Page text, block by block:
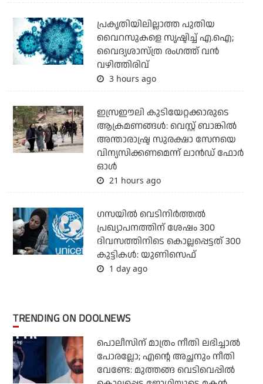
പ്രകൃതിയിലില്ലാത്ത പുതിയ
വൈറസുകളെ സൃഷ്ടിച്ച് എ.ഐ;
വൈദ്യശാസ്ത്ര രംഗത്ത് വന്‍
വഴിത്തിരിവ്
3 hours ago
ഇസ്രഈലി കുടിയേറ്റക്കാരുടെ
ആക്രമണങ്ങള്‍: വെസ്റ്റ് ബാങ്കില്‍
അന്താരാഷ്ട്ര സുരക്ഷാ സേനയെ
വിന്യസിക്കണമെന്ന് ലാന്‍ഡ് ഫോര്‍
ഓള്‍
21 hours ago
ഗസയില്‍ വെടിനിര്‍ത്തല്‍
പ്രഖ്യാപനത്തിന് ശേഷം 300
ദിവസത്തിനിടെ കൊല്ലപ്പെട്ടത് 300
കുട്ടികള്‍: യുണിസെഫ്
1 day ago
TRENDING ON DOOLNEWS
പൊലീസിന് മാത്രം നീതി ലഭിച്ചാല്‍
പോരല്ലോ; എന്റെ അച്ഛനും നീതി
വേണ്ടേ: മുത്തങ്ങ വെടിവെപ്പില്‍